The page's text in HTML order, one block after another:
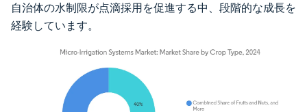
自治体の水制限が点滴採用を促進する中、段階的な成長を
経験しています。